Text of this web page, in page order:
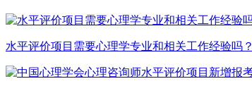
水平评价项目需要心理学专业和相关工作经验吗？